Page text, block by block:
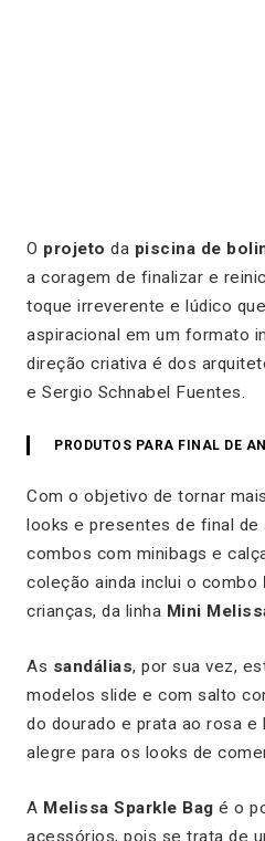
O projeto da piscina de
a coragem de finalizar e
toque irreverente e lúdico
aspiracional em um formato
direção criativa é dos
e Sergio Schnabel Fuentes.
PRODUTOS PARA FINAL DE
Com o objetivo de tornar
looks e presentes de final de
combos com minibags e
coleção ainda inclui o combo
crianças, da linha Mini
As sandálias, por sua vez,
modelos slide e com salto
do dourado e prata ao rosa e
alegre para os looks de
A Melissa Sparkle Bag é o
acessórios, pois se trata de